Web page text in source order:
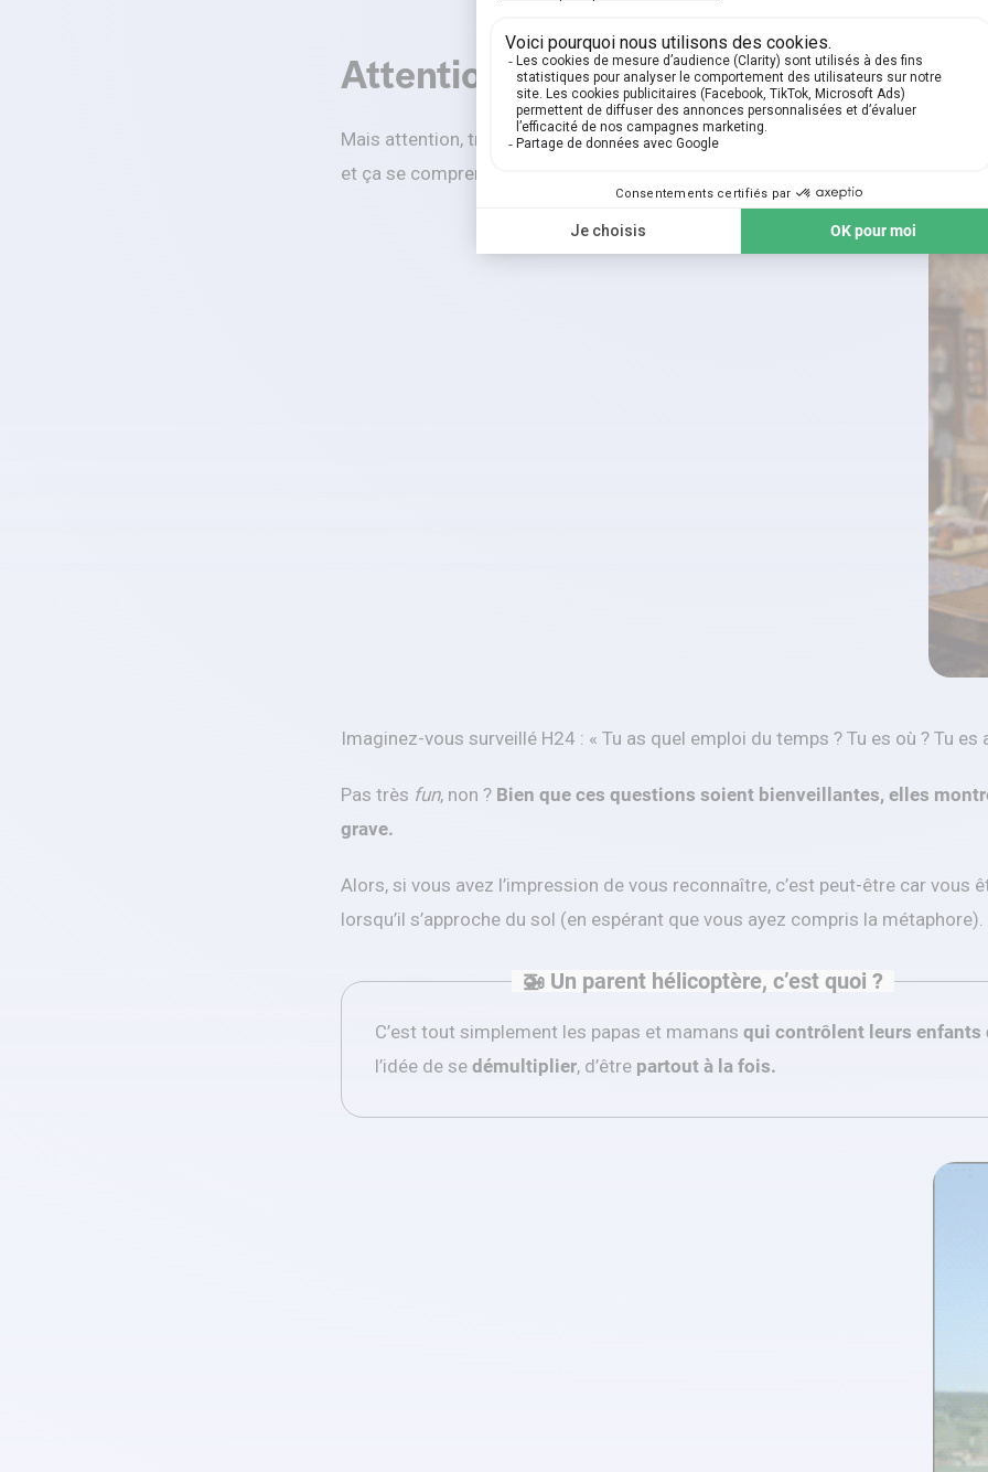
Attention à l’hyper-parentalité 😩
Mais attention, trop de protection peut aussi avoir des effets néfastes, aussi
et ça se comprend. Mais attention à ne pas vous
, au risque du
Imaginez-vous surveillé H24 : « Tu as quel emploi du temps ? Tu es où ? Tu es
Pas très fun, non ? Bien que ces questions soient bienveillantes, elles
grave.
Alors, si vous avez l’impression de vous reconnaître, c’est peut-être car vous
lorsqu’il s’approche du sol (en espérant que vous ayez compris la métaphore).
🚁 Un parent hélicoptère, c’est quoi ?
C’est tout simplement les papas et mamans qui contrôlent leurs enfants
l’idée de se démultiplier, d’être partout à la fois.